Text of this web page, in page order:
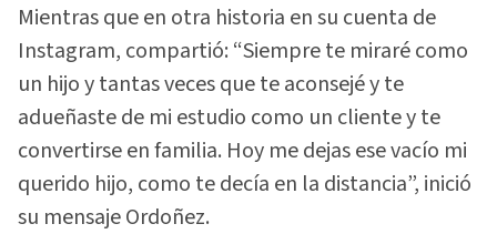
Mientras que en otra historia en su cuenta de
Instagram, compartió: “Siempre te miraré como
un hijo y tantas veces que te aconsejé y te
adueñaste de mi estudio como un cliente y te
convertirse en familia. Hoy me dejas ese vacío mi
querido hijo, como te decía en la distancia”, inició
su mensaje Ordoñez.